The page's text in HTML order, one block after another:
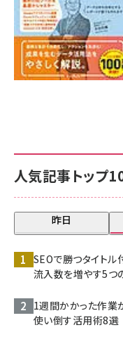
人気記事トップ
昨日
SEOで勝つタイトル
流入数を増やす5つ
1週間かかった作
使い倒す活用術8選